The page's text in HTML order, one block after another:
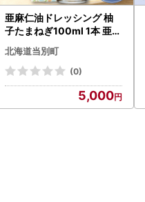
亜麻仁油ドレッシング 柚
子たまねぎ100ml 1本 亜麻
公社 |アマニ油
北海道当別町
(0)
5,000